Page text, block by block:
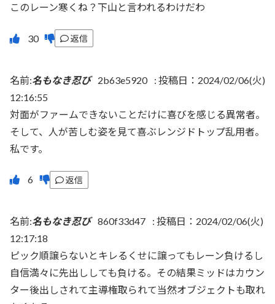
このレーン寒くね？下山と言われるわけだわ
返信
名前:名もなき忍び 2b63e5920 : 投稿日：2024/02/06(火)
12:16:55
対面がファームできないことだけに喜びを感じる異常者。
そして、人が苦しむ姿を見て喜ぶレンジドトップ乱用者。
私です。
返信
名前:名もなき忍び 860f33d47 : 投稿日：2024/02/06(火)
12:17:18
ピック順譲らないとキレるくせに譲ってもレーン負けるし
自信満々に先出ししても負ける。その結果ミッドはカウン
ター後出しされて主導権取られて当然オブジェクトも取れ